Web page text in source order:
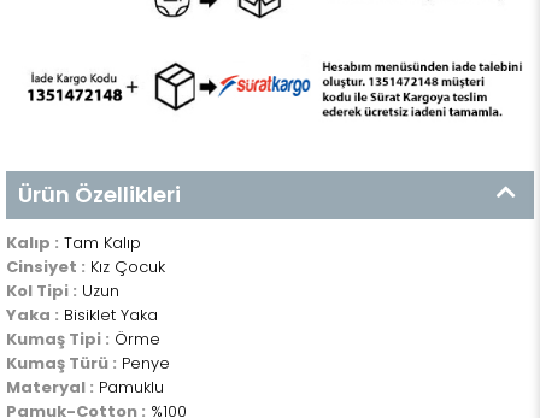
Ürün Özellikleri
Kalıp : Tam Kalıp
Cinsiyet : Kız Çocuk
Kol Tipi : Uzun
Yaka : Bisiklet Yaka
Kumaş Tipi : Örme
Kumaş Türü : Penye
Materyal : Pamuklu
Pamuk-Cotton : %100